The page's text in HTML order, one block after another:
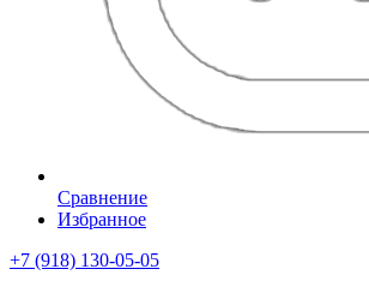
Сравнение
Избранное
+7 (918) 130-05-05